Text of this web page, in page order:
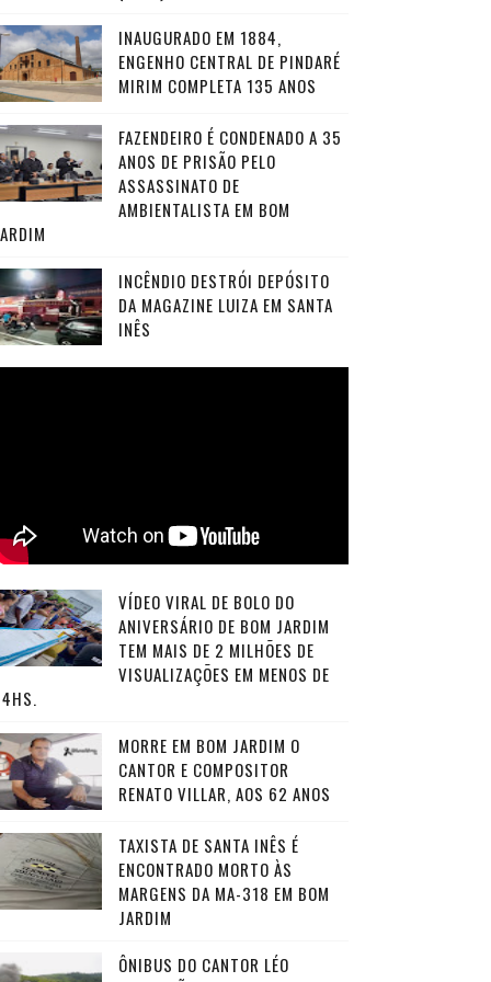
INAUGURADO EM 1884,
ENGENHO CENTRAL DE PINDARÉ
MIRIM COMPLETA 135 ANOS
FAZENDEIRO É CONDENADO A 35
ANOS DE PRISÃO PELO
ASSASSINATO DE
AMBIENTALISTA EM BOM
INCÊNDIO DESTRÓI DEPÓSITO
DA MAGAZINE LUIZA EM SANTA
INÊS
VÍDEO VIRAL DE BOLO DO
ANIVERSÁRIO DE BOM JARDIM
TEM MAIS DE 2 MILHÕES DE
VISUALIZAÇÕES EM MENOS DE
MORRE EM BOM JARDIM O
CANTOR E COMPOSITOR
RENATO VILLAR, AOS 62 ANOS
TAXISTA DE SANTA INÊS É
ENCONTRADO MORTO ÀS
MARGENS DA MA-318 EM BOM
JARDIM
ÔNIBUS DO CANTOR LÉO